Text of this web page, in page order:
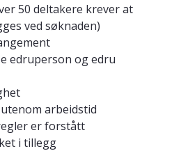
50 deltakere krever at
ved søknaden)
edruperson og edru
arbeidstid
er forstått
i tillegg